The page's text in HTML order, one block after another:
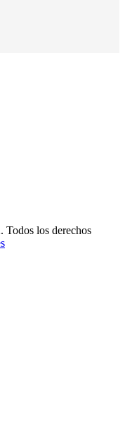
los derechos